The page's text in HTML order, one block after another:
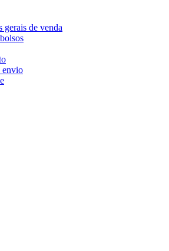
gerais de venda
envio